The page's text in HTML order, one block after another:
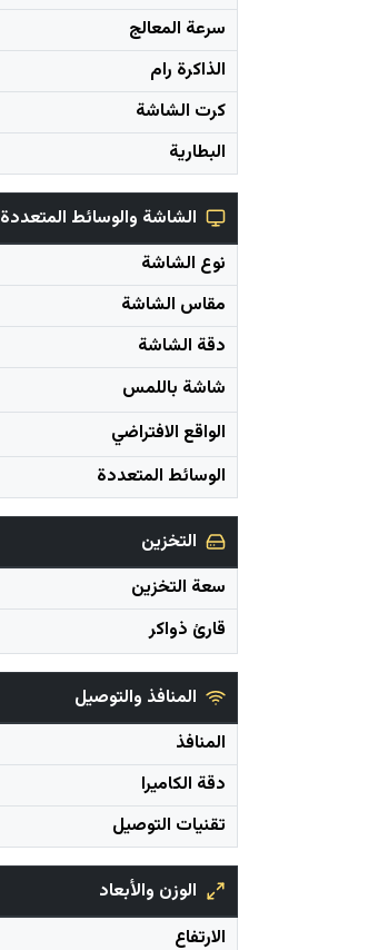
سرعة المعالج
الذاكرة رام
كرت الشاشة
البطارية
الشاشة والوسائط المتعددة
نوع الشاشة
مقاس الشاشة
دقة الشاشة
شاشة باللمس
الواقع الافتراضي
الوسائط المتعددة
التخزين
سعة التخزين
قارئ ذواكر
المنافذ والتوصيل
المنافذ
دقة الكاميرا
تقنيات التوصيل
الوزن والأبعاد
الارتفاع